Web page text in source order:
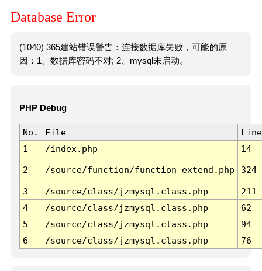
Database Error
(1040) 365建站错误警告：连接数据库失败，可能的原
因：1、数据库密码不对; 2、mysql未启动。
PHP Debug
No. File
Line
1
/index.php 14
2 /source/function/function_extend.php 324
3 /source/class/jzmysql.class.php
211
4
/source/class/jzmysql.class.php
62
5
/source/class/jzmysql.class.php
94
6
/source/class/jzmysql.class.php 76